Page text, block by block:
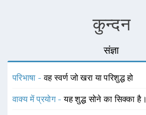
कुन्दन
संज्ञा
परिभाषा -वह स्वर्ण जो खरा या परिशुद्ध हो
वाक्य में प्रयोग -यह शुद्ध सोने का सिक्का है।